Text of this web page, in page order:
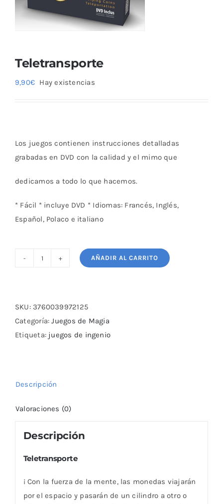
Teletransporte
9,90€ Hay existencias
Los juegos contienen instrucciones detalladas
grabadas en DVD con la calidad y el mimo que
dedicamos a todo lo que hacemos.
* Fácil * incluye DVD * Idiomas: Francés, Inglés,
Español, Polaco e italiano
Teletransporte
AÑADIR AL CARRITO
SKU:3760039972125
Categoría:Juegos de Magia
Etiqueta: juegos de ingenio
Descripción
Valoraciones (0)
Descripción
Teletransporte
¡ Con la fuerza de la mente, las monedas viajarán
por el espacio y pasarán de un cilindro a otro o